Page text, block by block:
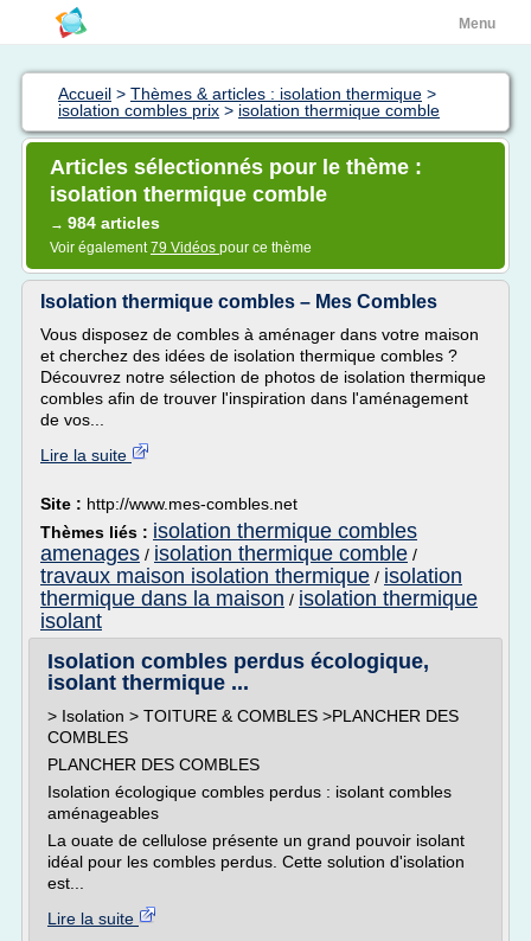
Menu
Accueil > Thèmes & articles : isolation thermique >
isolation combles prix > isolation thermique comble
Articles sélectionnés pour le thème :
isolation thermique comble
→ 984 articles
Voir également79 Vidéos pour ce thème
Isolation thermique combles – Mes Combles
Vous disposez de combles à aménager dans votre maison
et cherchez des idées de isolation thermique combles ?
Découvrez notre sélection de photos de isolation thermique
combles afin de trouver l'inspiration dans l'aménagement
de vos...
Lire la suite
Site : http://www.mes-combles.net
Thèmes liés : isolation thermique combles
amenages / isolation thermique comble /
travaux maison isolation thermique / isolation
thermique dans la maison / isolation thermique
isolant
Isolation combles perdus écologique,
isolant thermique ...
> Isolation > TOITURE & COMBLES >PLANCHER DES
COMBLES
PLANCHER DES COMBLES
Isolation écologique combles perdus : isolant combles
aménageables
La ouate de cellulose présente un grand pouvoir isolant
idéal pour les combles perdus. Cette solution d'isolation
est...
Lire la suite